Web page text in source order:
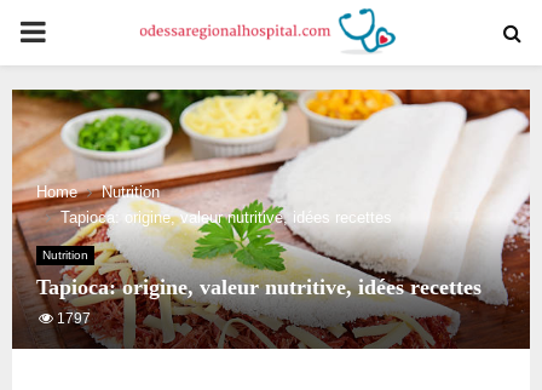
PRIMARY
MENU
Home
Nutrition
Tapioca: origine, valeur nutritive, idées recettes
Nutrition
Tapioca: origine, valeur nutritive, idées recettes
1797